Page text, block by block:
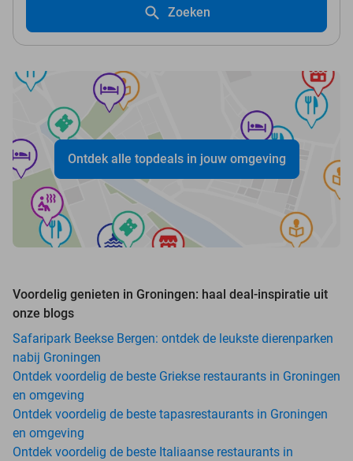
Zoeken
Ontdek alle topdeals in jouw omgeving
Voordelig genieten in Groningen: haal deal-inspiratie uit
onze blogs
Safaripark Beekse Bergen: ontdek de leukste dierenparken
nabij Groningen
Ontdek voordelig de beste Griekse restaurants in Groningen
en omgeving
Ontdek voordelig de beste tapasrestaurants in Groningen
en omgeving
Ontdek voordelig de beste Italiaanse restaurants in